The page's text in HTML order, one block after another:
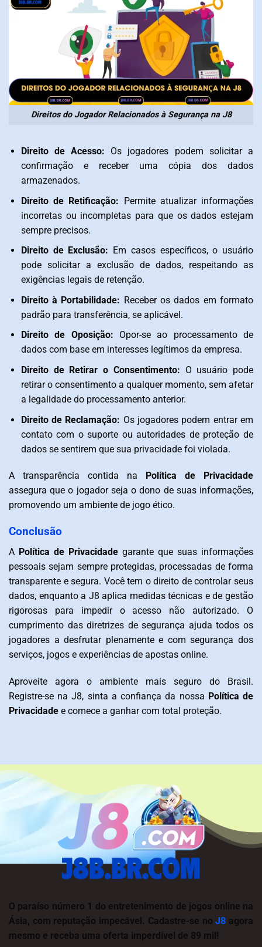
Direitos do Jogador Relacionados à Segurança na J8
Direito de Acesso: Os jogadores podem solicitar a
confirmação e receber uma cópia dos dados
armazenados.
Direito de Retificação: Permite atualizar informações
incorretas ou incompletas para que os dados estejam
sempre precisos.
Direito de Exclusão: Em casos específicos, o usuário
pode solicitar a exclusão de dados, respeitando as
exigências legais de retenção.
Direito à Portabilidade: Receber os dados em formato
padrão para transferência, se aplicável.
Direito de Oposição: Opor-se ao processamento de
dados com base em interesses legítimos da empresa.
Direito de Retirar o Consentimento: O usuário pode
retirar o consentimento a qualquer momento, sem afetar
a legalidade do processamento anterior.
Direito de Reclamação: Os jogadores podem entrar em
contato com o suporte ou autoridades de proteção de
dados se sentirem que sua privacidade foi violada.
A transparência contida na
Política de Privacidade
assegura que o jogador seja o dono de suas informações,
promovendo um ambiente de jogo ético.
Conclusão
A Política de Privacidade garante que suas informações
pessoais sejam sempre protegidas, processadas de forma
transparente e segura. Você tem o direito de controlar seus
dados, enquanto a J8 aplica medidas técnicas e de gestão
rigorosas para impedir o acesso não autorizado. O
cumprimento das diretrizes de segurança ajuda todos os
jogadores a desfrutar plenamente e com segurança dos
serviços, jogos e experiências de apostas online.
Aproveite agora o ambiente mais seguro do Brasil.
Registre-se na J8, sinta a confiança da nossa Política de
Privacidade e comece a ganhar com total proteção.
O paraíso número 1 do entretenimento de jogos online na
Ásia, com reputação impecável. Cadastre-se noJ8 agora
mesmo e receba uma oferta imperdível de 89 mil!